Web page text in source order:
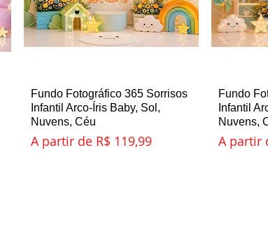
Visualização rápida
Fundo Fotográfico 365 Sorrisos
Infantil Arco-Íris Baby, Sol,
Nuvens, Céu
A partir de R$ 119,99
Preço promocional
Fundo
Infantil
Nuvens,
A partir
Preço